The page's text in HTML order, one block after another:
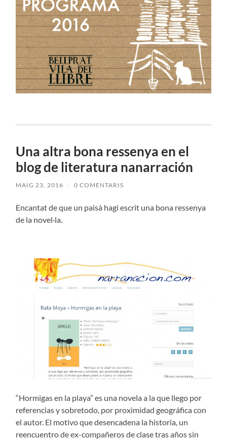
Una altra bona ressenya en el
blog de literatura nanarración
MAIG 23, 2016 / 0 COMENTARIS
Encantat de que un paisà hagi escrit una bona ressenya
de la novel·la.
“Hormigas en la playa” es una novela a la que llego por
referencias y sobretodo, por proximidad geográfica con
el autor. El motivo que desencadena la historia, un
reencuentro de ex-compañeros de clase tras años sin